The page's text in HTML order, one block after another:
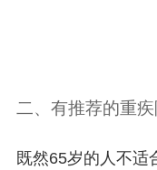
二、有推荐的重疾
既然65岁的人不适